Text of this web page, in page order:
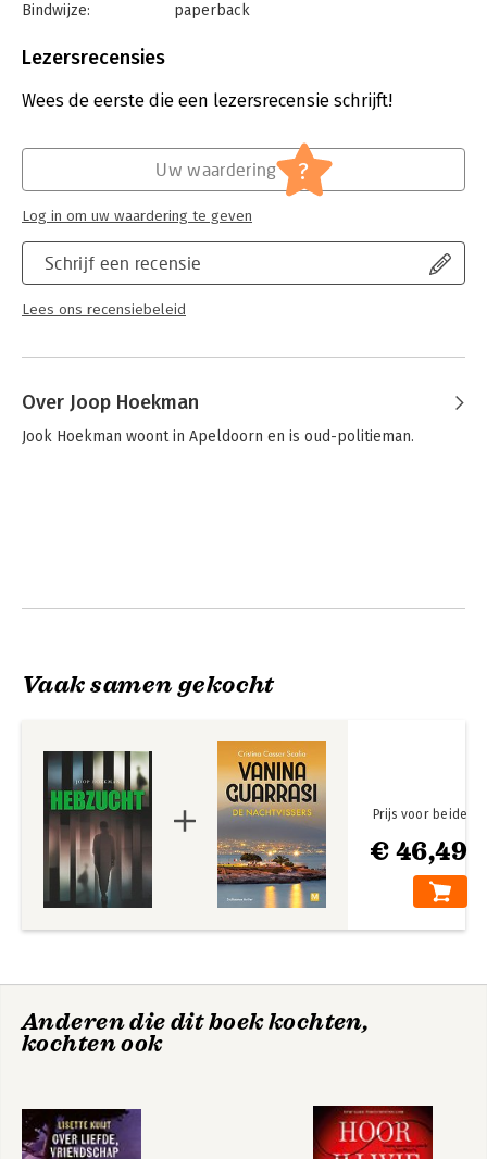
Bindwijze:
paperback
Uitgever:
Verschijningsdatum:
14-4-2021
Thrillers en spanning
Lezersrecensies
Wees de eerste die een lezersrecensie schrijft!
Schrijf een recensie
Lees ons recensiebeleid
Uw waardering ?
Log in om uw waardering te geven
Over Joop Hoekman
Jook Hoekman woont in Apeldoorn en is oud-politieman.
Vaak samen gekocht
€ 46,49
Prijs voor beide
Anderen die dit boek kochten,
kochten ook